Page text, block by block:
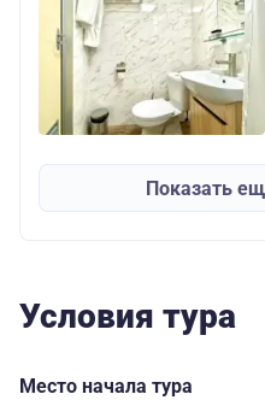
Показать
Условия тура
Место начала тура